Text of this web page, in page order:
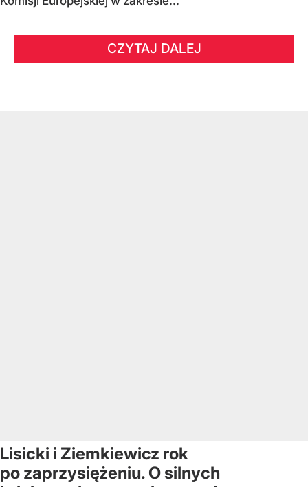
CZYTAJ DALEJ
Lisicki i Ziemkiewicz rok
po zaprzysiężeniu. O silnych